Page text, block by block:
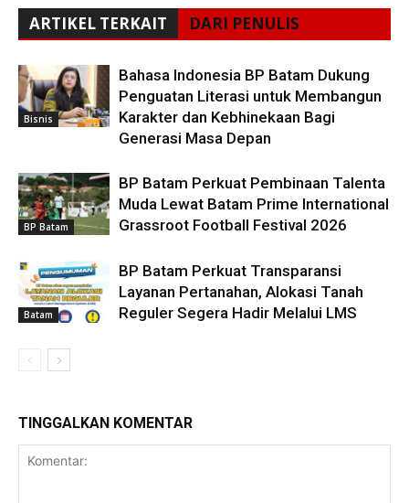
ARTIKEL TERKAIT DARI PENULIS
Bisnis
Bahasa Indonesia BP Batam Dukung
Penguatan Literasi untuk Membangun
Karakter dan Kebhinekaan Bagi
Generasi Masa Depan
BP Batam
BP Batam Perkuat Pembinaan Talenta
Muda Lewat Batam Prime International
Grassroot Football Festival 2026
Batam
BP Batam Perkuat Transparansi
Layanan Pertanahan, Alokasi Tanah
Reguler Segera Hadir Melalui LMS
TINGGALKAN KOMENTAR